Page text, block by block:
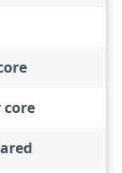
core